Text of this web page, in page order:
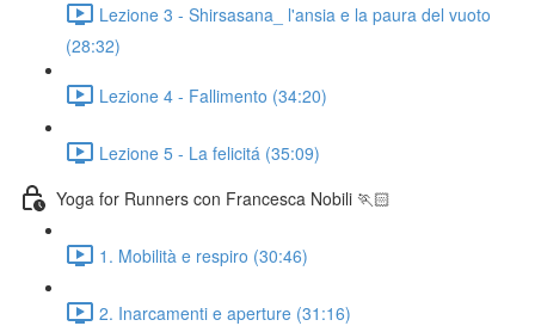
Lezione 3 - Shirsasana_ l'ansia e la paura del vuoto
(28:32)
Lezione 4 - Fallimento (34:20)
Lezione 5 - La felicitá (35:09)
Yoga for Runners con Francesca Nobili 🏃🏻
1. Mobilità e respiro (30:46)
2. Inarcamenti e aperture (31:16)